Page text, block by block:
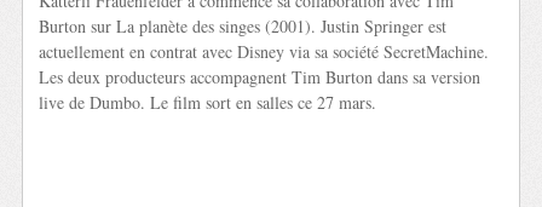
Burton sur La planète des singes (2001). Justin Springer est
actuellement en contrat avec Disney via sa société SecretMachine.
Les deux producteurs accompagnent Tim Burton dans sa version
live de Dumbo. Le film sort en salles ce 27 mars.